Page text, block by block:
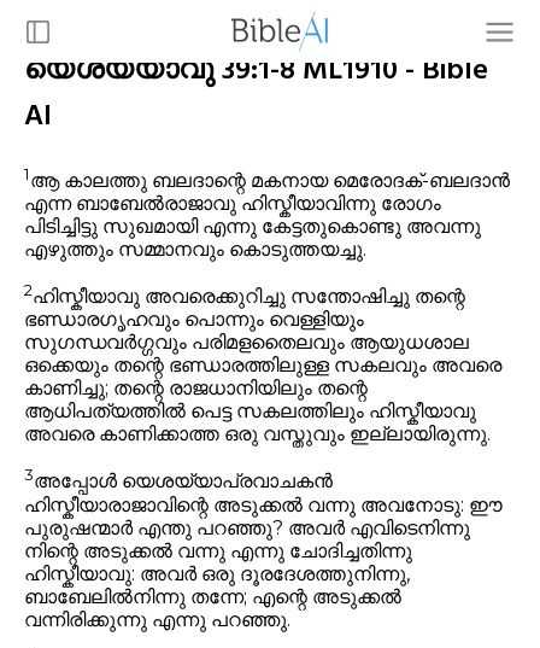
യെശയ്യാവു 39:1-8 ML1910 - Bible
AI
1ആ കാലത്തു ബലദാന്റെ മകനായ മെരോദക്-ബലദാൻ
എന്ന ബാബേൽരാജാവു ഹിസ്കീയാവിന്നു രോഗം
പിടിച്ചിട്ടു സുഖമായി എന്നു കേട്ടതുകൊണ്ടു അവന്നു
എഴുത്തും സമ്മാനവും കൊടുത്തയച്ചു.
2ഹിസ്കീയാവു അവരെക്കുറിച്ചു സന്തോഷിച്ചു തന്റെ
ഭണ്ഡാരഗൃഹവും പൊന്നും വെള്ളിയും
സുഗന്ധവർഗ്ഗവും പരിമളതൈലവും ആയുധശാല
ഒക്കെയും തന്റെ ഭണ്ഡാരത്തിലുള്ള സകലവും അവരെ
കാണിച്ചു; തന്റെ രാജധാനിയിലും തന്റെ
ആധിപത്യത്തിൽ പെട്ട സകലത്തിലും ഹിസ്കീയാവു
അവരെ കാണിക്കാത്ത ഒരു വസ്തുവും ഇല്ലായിരുന്നു.
3അപ്പോൾ യെശയ്യാപ്രവാചകൻ
ഹിസ്കീയാരാജാവിന്റെ അടുക്കൽ വന്നു അവനോടു: ഈ
പുരുഷന്മാർ എന്തു പറഞ്ഞു? അവർ എവിടെനിന്നു
നിന്റെ അടുക്കൽ വന്നു എന്നു ചോദിച്ചതിന്നു
ഹിസ്കീയാവു: അവർ ഒരു ദൂരദേശത്തുനിന്നു,
ബാബേലിൽനിന്നു തന്നേ; എന്റെ അടുക്കൽ
വന്നിരിക്കുന്നു എന്നു പറഞ്ഞു.